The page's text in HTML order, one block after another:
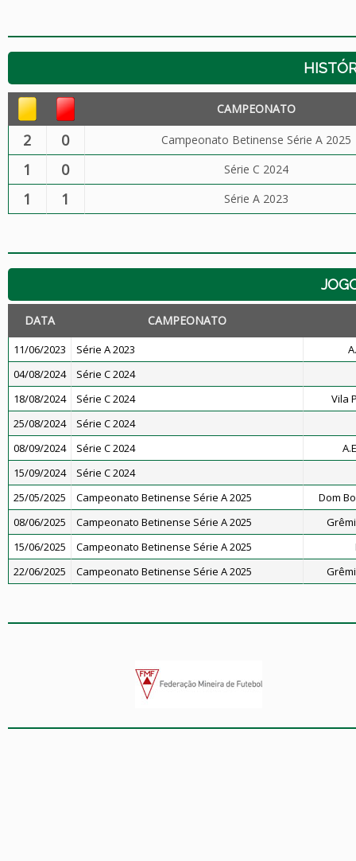
CAMPEONATO
2 0 Campeonato Betinense Série A 2025
1 0 Série C 2024
1 1 Série A 2023
DATA CAMPEONATO
11/06/2023 Série A 2023
04/08/2024
Série C 2024
18/08/2024
Série C 2024
Vila
25/08/2024
Série C 2024
08/09/2024
Série C 2024
15/09/2024
Série C 2024
25/05/2025
Campeonato Betinense Série A 2025
Dom
08/06/2025
Campeonato Betinense Série A 2025
15/06/2025
Campeonato Betinense Série A 2025
22/06/2025
Campeonato Betinense Série A 2025